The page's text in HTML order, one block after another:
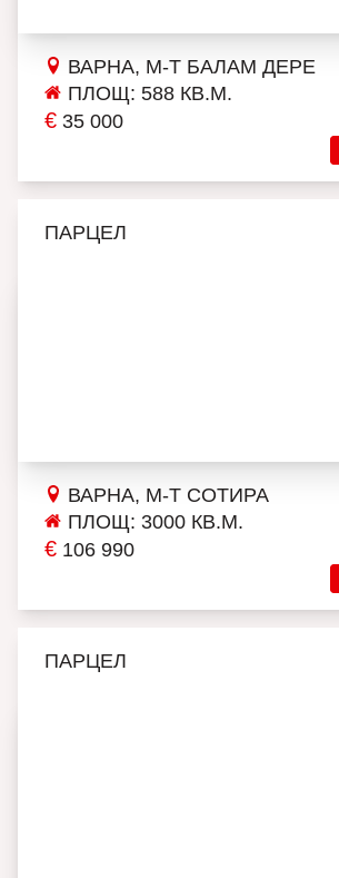
ВАРНА, М-Т БАЛАМ ДЕРЕ
ПЛОЩ: 588 КВ.М.
€ 35 000
ПАРЦЕЛ
ВАРНА, М-Т СОТИРА
ПЛОЩ: 3000 КВ.М.
€ 106 990
ПАРЦЕЛ